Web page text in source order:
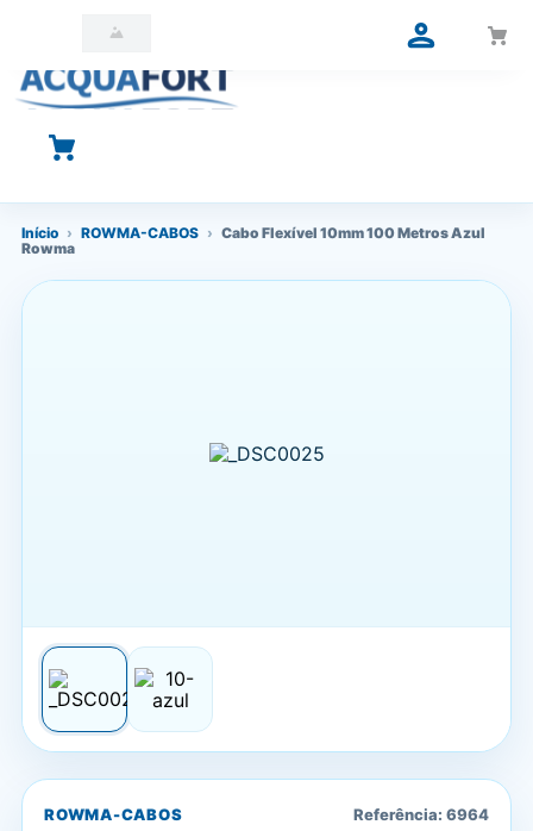
O que você está procurando?
Início › ROWMA-CABOS › Cabo Flexível 10mm 100 Metros Azul
Rowma
ROWMA-CABOS Referência: 6964